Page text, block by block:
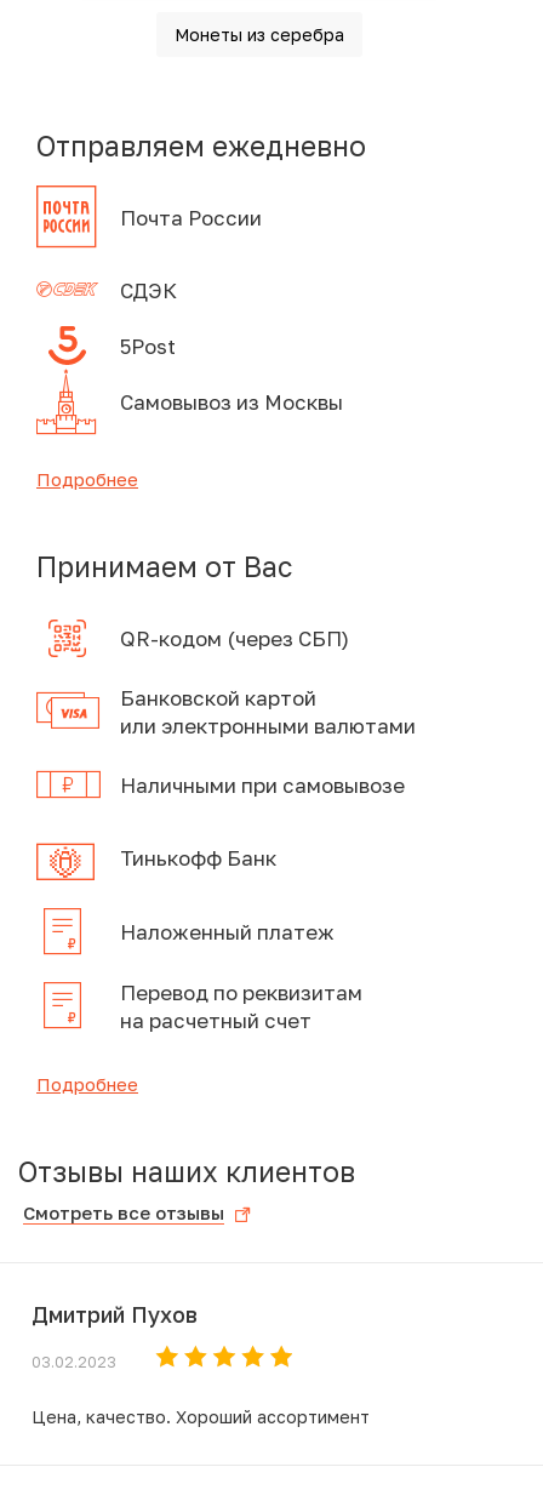
Монеты из серебра
Отправляем ежедневно
Почта России
СДЭК
5Post
Самовывоз из Москвы
Подробнее
Принимаем от Вас
QR-кодом (через СБП)
Банковской картой
или электронными валютами
Наличными при самовывозе
Тинькофф Банк
Наложенный платеж
Перевод по реквизитам
на расчетный счет
Подробнее
Отзывы наших клиентов
Смотреть все отзывы
Дмитрий Пухов
03.02.2023
Цена, качество. Хороший ассортимент